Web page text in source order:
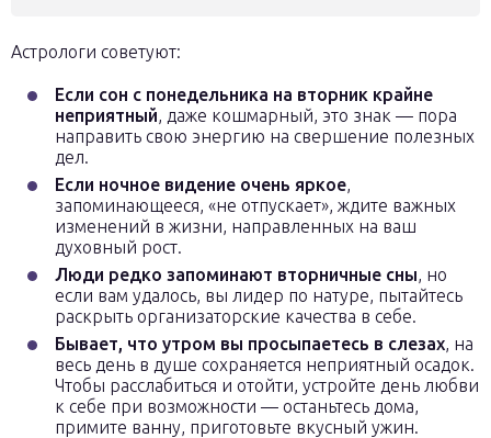
Астрологи советуют:
Если сон с понедельника на вторник крайне
неприятный, даже кошмарный, это знак — пора
направить свою энергию на свершение полезных
дел.
Если ночное видение очень яркое,
запоминающееся, «не отпускает», ждите важных
изменений в жизни, направленных на ваш
духовный рост.
Люди редко запоминают вторничные сны, но
если вам удалось, вы лидер по натуре, пытайтесь
раскрыть организаторские качества в себе.
Бывает, что утром вы просыпаетесь в слезах, на
весь день в душе сохраняется неприятный осадок.
Чтобы расслабиться и отойти, устройте день любви
к себе при возможности — останьтесь дома,
примите ванну, приготовьте вкусный ужин.